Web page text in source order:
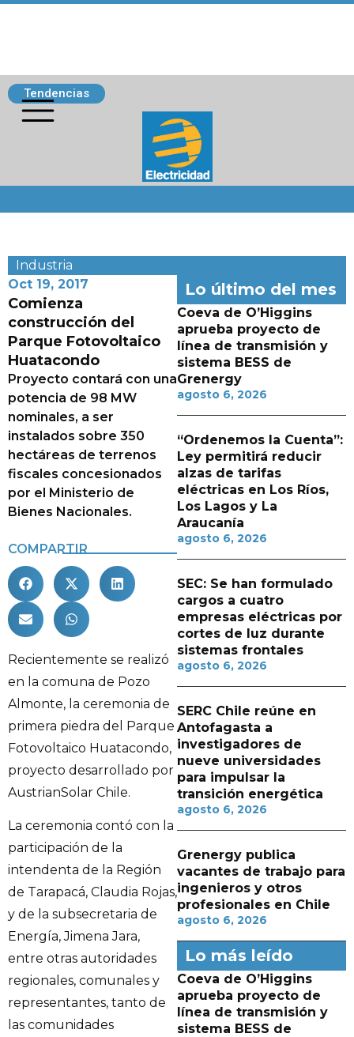
Tendencias
Industria
Oct 19, 2017
Comienza
construcción del
Parque Fotovoltaico
Huatacondo
Proyecto contará con una
potencia de 98 MW
nominales, a ser
instalados sobre 350
hectáreas de terrenos
fiscales concesionados
por el Ministerio de
Bienes Nacionales.
COMPARTIR
Recientemente se realizó
en la comuna de Pozo
Almonte, la ceremonia de
primera piedra del Parque
Fotovoltaico Huatacondo,
proyecto desarrollado por
AustrianSolar Chile.
La ceremonia contó con la
participación de la
intendenta de la Región
de Tarapacá, Claudia Rojas,
y de la subsecretaria de
Energía, Jimena Jara,
entre otras autoridades
regionales, comunales y
representantes, tanto de
las comunidades
Lo último del mes
Coeva de O’Higgins
aprueba proyecto de
línea de transmisión y
sistema BESS de
Grenergy
agosto 6, 2026
“Ordenemos la Cuenta”:
Ley permitirá reducir
alzas de tarifas
eléctricas en Los Ríos,
Los Lagos y La
Araucanía
agosto 6, 2026
SEC: Se han formulado
cargos a cuatro
empresas eléctricas por
cortes de luz durante
sistemas frontales
agosto 6, 2026
SERC Chile reúne en
Antofagasta a
investigadores de
nueve universidades
para impulsar la
transición energética
agosto 6, 2026
Grenergy publica
vacantes de trabajo para
ingenieros y otros
profesionales en Chile
agosto 6, 2026
Lo más leído
Coeva de O’Higgins
aprueba proyecto de
línea de transmisión y
sistema BESS de